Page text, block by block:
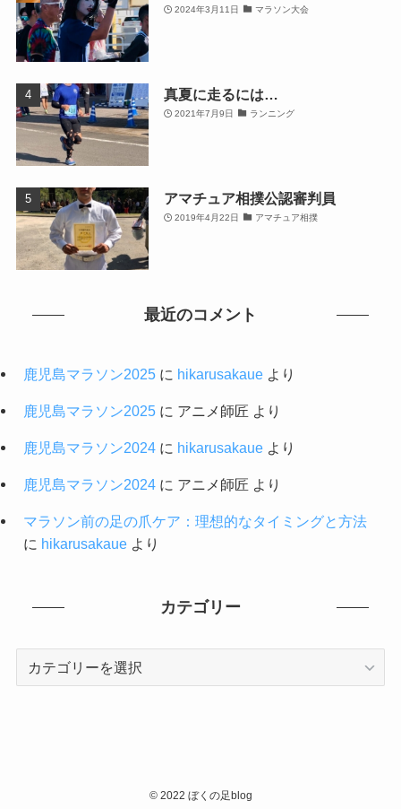
2024年3月11日 マラソン大会
真夏に走るには…
2021年7月9日 ランニング
アマチュア相撲公認審判員
2019年4月22日 アマチュア相撲
最近のコメント
鹿児島マラソン2025に hikarusakaueより
鹿児島マラソン2025に アニメ師匠 より
鹿児島マラソン2024に hikarusakaueより
鹿児島マラソン2024に アニメ師匠 より
マラソン前の足の爪ケア：理想的なタイミングと方法
に hikarusakaueより
カテゴリー
©2022 ぼくの足blog